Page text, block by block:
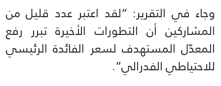
وجاء في التقرير: “لقد اعتبر عدد قليل من
المشاركين أن التطورات الأخيرة تبرر رفع
المعدّل المستهدف لسعر الفائدة الرئيسي
للاحتياطي الفدرالي”.